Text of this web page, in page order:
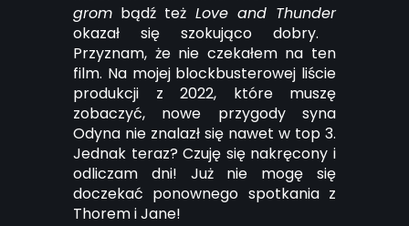
grom bądź też Love and Thunder
okazał się szokująco dobry.
Przyznam, że nie czekałem na ten
film. Na mojej blockbusterowej liście
produkcji z 2022, które muszę
zobaczyć, nowe przygody syna
Odyna nie znalazł się nawet w top 3.
Jednak teraz? Czuję się nakręcony i
odliczam dni! Już nie mogę się
doczekać ponownego spotkania z
Thorem i Jane!